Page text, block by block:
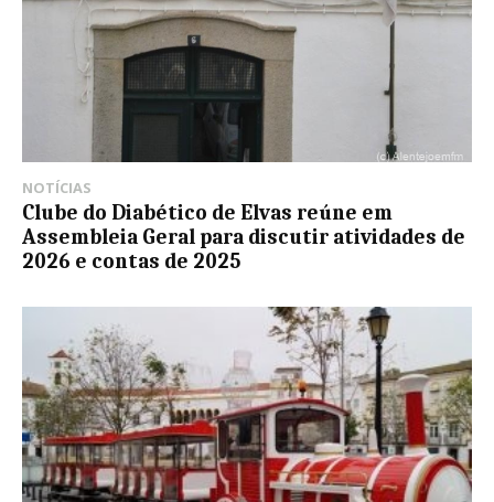
NOTÍCIAS
Clube do Diabético de Elvas reúne em
Assembleia Geral para discutir atividades de
2026 e contas de 2025